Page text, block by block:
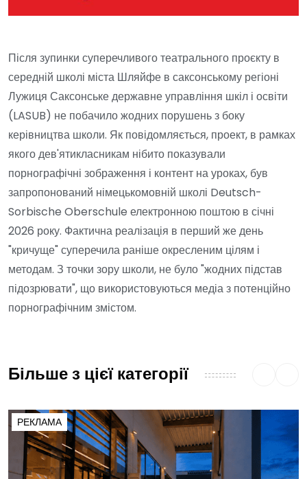
Після зупинки суперечливого театрального проєкту в
середній школі міста Шляйфе в саксонському регіоні
Лужиця Саксонське державне управління шкіл і освіти
(LASUB) не побачило жодних порушень з боку
керівництва школи. Як повідомляється, проект, в рамках
якого дев'ятикласникам нібито показували
порнографічні зображення і контент на уроках, був
запропонований німецькомовній школі Deutsch-
Sorbische Oberschule електронною поштою в січні
2026 року. Фактична реалізація в перший же день
"кричуще" суперечила раніше окресленим цілям і
методам. З точки зору школи, не було "жодних підстав
підозрювати", що використовуються медіа з потенційно
порнографічним змістом.
Більше з цієї категорії
РЕКЛАМА